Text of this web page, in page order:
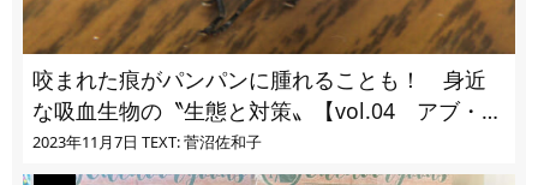
咬まれた痕がパンパンに腫れることも！ 身近
な吸血生物の〝生態と対策〟【vol.04 アブ・ブ
ユ・ヌカカ】
2023年11月7日 TEXT: 菅沼佐和子